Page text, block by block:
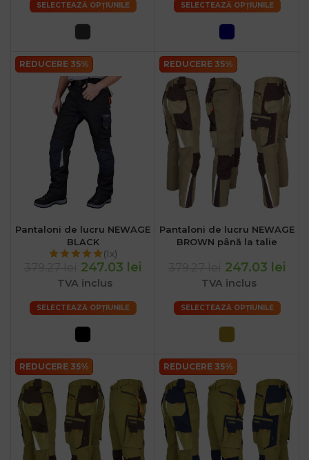
SELECTEAZĂ OPȚIUNILE SELECTEAZĂ OPȚIUNILE
REDUCERE 35%
Pantaloni de lucru NEWAGE
BLACK
(1x)
247.03 lei
TVA inclus
SELECTEAZĂ OPȚIUNILE
REDUCERE 35%
Pantaloni de lucru NEWAGE
BROWN până la talie
247.03 lei
TVA inclus
SELECTEAZĂ OPȚIUNILE
REDUCERE 35% REDUCERE 35%